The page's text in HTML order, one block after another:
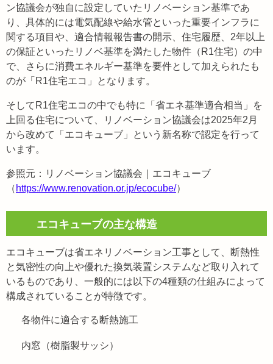
ン協議会が独自に設定していたリノベーション基準であ
り、具体的には電気配線や給水管といった重要インフラに
関する項目や、適合情報報告書の開示、住宅履歴、2年以上
の保証といったリノベ基準を満たした物件（R1住宅）の中
で、さらに消費エネルギー基準を要件として加えられたも
のが「R1住宅エコ」となります。
そしてR1住宅エコの中でも特に「省エネ基準適合相当」を
上回る住宅について、リノベーション協議会は2025年2月
から改めて「エコキューブ」という新名称で認定を行って
います。
参照元：リノベーション協議会｜エコキューブ
（ https://www.renovation.or.jp/ecocube/）
エコキューブの主な構造
エコキューブは省エネリノベーション工事として、断熱性
と気密性の向上や優れた換気装置システムなど取り入れて
いるものであり、一般的には以下の4種類の仕組みによって
構成されていることが特徴です。
各物件に適合する断熱施工
内窓（樹脂製サッシ）